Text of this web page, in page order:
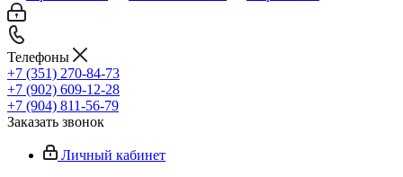
Телефоны
+7 (351) 270-84-73
+7 (902) 609-12-28
+7 (904) 811-56-79
Заказать звонок
Личный кабинет